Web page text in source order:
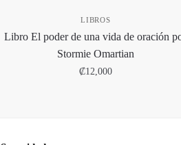
LIBROS
Libro El poder de una vida de oración
Stormie Omartian
₡12,000